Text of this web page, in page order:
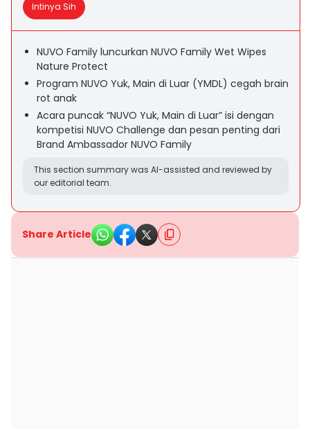
Intinya Sih
NUVO Family luncurkan NUVO Family Wet Wipes
Nature Protect
Program NUVO Yuk, Main di Luar (YMDL) cegah brain
rot anak
Acara puncak “NUVO Yuk, Main di Luar” isi dengan
kompetisi NUVO Challenge dan pesan penting dari
Brand Ambassador NUVO Family
This section summary was AI-assisted and reviewed by
our editorial team.
Share Article